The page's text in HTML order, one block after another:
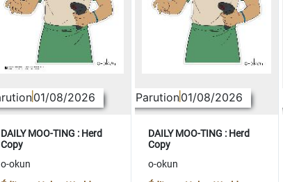
01/08/2026
DAILY MOO-TING : Herd
Copy
o-okun
Parution01/08/2026
DAILY MOO-TING : Herd
Copy
o-okun